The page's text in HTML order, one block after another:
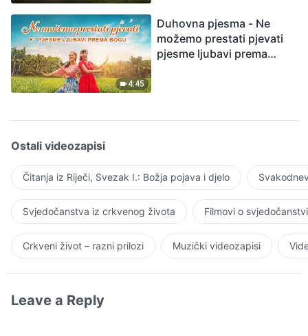
4:45
Duhovna pjesma - Ne
možemo prestati pjevati
pjesme ljubavi prema
Ostali videozapisi
Čitanja iz Riječi, Svezak I.: Božja pojava i djelo
Svjedočanstva iz crkvenog života Filmovi o
Crkveni život – razni prilozi Muzički videozapisi
Leave a Reply